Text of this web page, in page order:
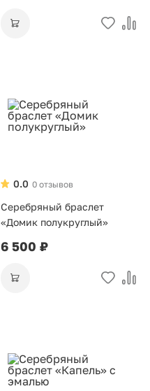
0 отзывов
0.0
Серебряный браслет
«Домик полукруглый»
6 500 ₽